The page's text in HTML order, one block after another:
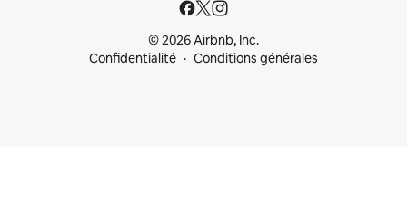
© 2026 Airbnb, Inc.
Confidentialité
Conditions générales